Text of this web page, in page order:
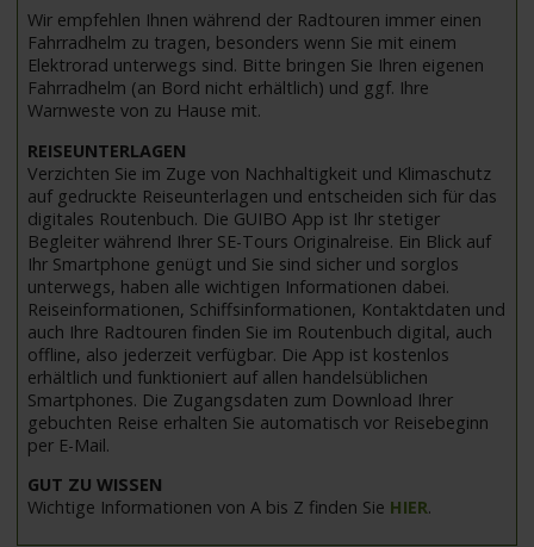
Wir empfehlen Ihnen während der Radtouren immer einen
Fahrradhelm zu tragen, besonders wenn Sie mit einem
Elektrorad unterwegs sind. Bitte bringen Sie Ihren eigenen
Fahrradhelm (an Bord nicht erhältlich) und ggf. Ihre
Warnweste von zu Hause mit.
REISEUNTERLAGEN
Verzichten Sie im Zuge von Nachhaltigkeit und Klimaschutz
auf gedruckte Reiseunterlagen und entscheiden sich für das
digitales Routenbuch. Die GUIBO App ist Ihr stetiger
Begleiter während Ihrer SE-Tours Originalreise. Ein Blick auf
Ihr Smartphone genügt und Sie sind sicher und sorglos
unterwegs, haben alle wichtigen Informationen dabei.
Reiseinformationen, Schiffsinformationen, Kontaktdaten und
auch Ihre Radtouren finden Sie im Routenbuch digital, auch
offline, also jederzeit verfügbar. Die App ist kostenlos
erhältlich und funktioniert auf allen handelsüblichen
Smartphones. Die Zugangsdaten zum Download Ihrer
gebuchten Reise erhalten Sie automatisch vor Reisebeginn
per E-Mail.
GUT ZU WISSEN
Wichtige Informationen von A bis Z finden Sie HIER.